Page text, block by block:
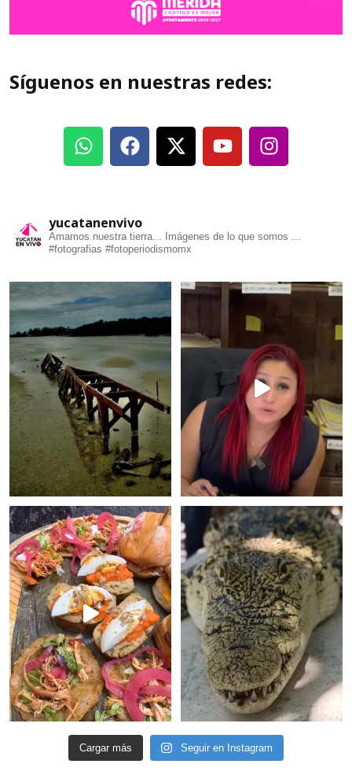
Síguenos en nuestras redes:
yucatanenvivo
Amamos nuestra tierra... Imágenes de lo que somos ...
#fotografias #fotoperiodismomx
Cargar más Seguir en Instagram